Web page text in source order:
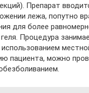
Препарат
лежа, попутно
для более
Процедура
пациента, можно